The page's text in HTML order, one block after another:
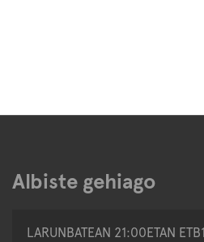
Albiste gehiago
LARUNBATEAN 21:00ETAN